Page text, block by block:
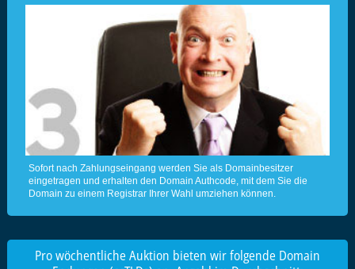
Sofort nach Zahlungseingang werden Sie als Domainbesitzer
eingetragen und erhalten den Domain Authcode, mit dem Sie die
Domain zu einem Registrar Ihrer Wahl umziehen können.
Pro wöchentliche Auktion bieten wir folgende Domain